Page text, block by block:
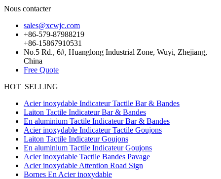
Nous contacter
sales@xcwjc.com
+86-579-87988219
+86-15867910531
No.5 Rd., 6#, Huanglong Industrial Zone, Wuyi, Zhejiang,
China
Free Quote
HOT_SELLING
Acier inoxydable Indicateur Tactile Bar & Bandes
Laiton Tactile Indicateur Bar & Bandes
En aluminium Tactile Indicateur Bar & Bandes
Acier inoxydable Indicateur Tactile Goujons
Laiton Tactile Indicateur Goujons
En aluminium Tactile Indicateur Goujons
Acier inoxydable Tactile Bandes Pavage
Acier inoxydable Attention Road Sign
Bornes En Acier inoxydable